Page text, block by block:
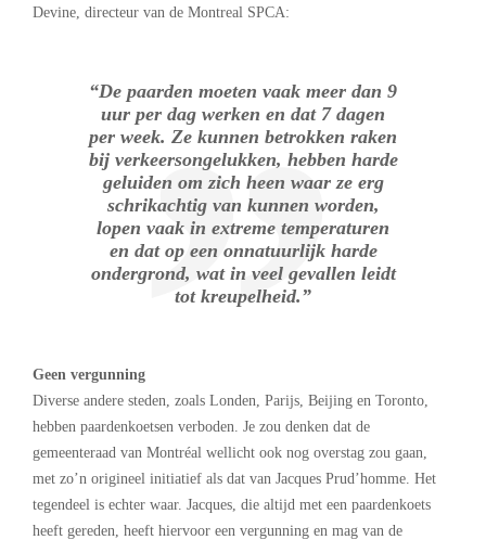
Devine, directeur van de Montreal SPCA:
“De paarden moeten vaak meer dan 9
uur per dag werken en dat 7 dagen
per week. Ze kunnen betrokken raken
bij verkeersongelukken, hebben harde
geluiden om zich heen waar ze erg
schrikachtig van kunnen worden,
lopen vaak in extreme temperaturen
en dat op een onnatuurlijk harde
ondergrond, wat in veel gevallen leidt
tot kreupelheid.”
Geen vergunning
Diverse andere steden, zoals Londen, Parijs, Beijing en Toronto,
hebben paardenkoetsen verboden. Je zou denken dat de
gemeenteraad van Montréal wellicht ook nog overstag zou gaan,
met zo’n origineel initiatief als dat van Jacques Prud’homme. Het
tegendeel is echter waar. Jacques, die altijd met een paardenkoets
heeft gereden, heeft hiervoor een vergunning en mag van de